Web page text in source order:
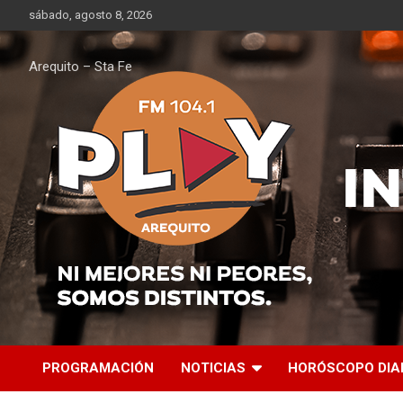
al
contenido
sábado, agosto 8, 2026
Arequito – Sta Fe
PROGRAMACIÓN NOTICIAS HORÓSCOPO